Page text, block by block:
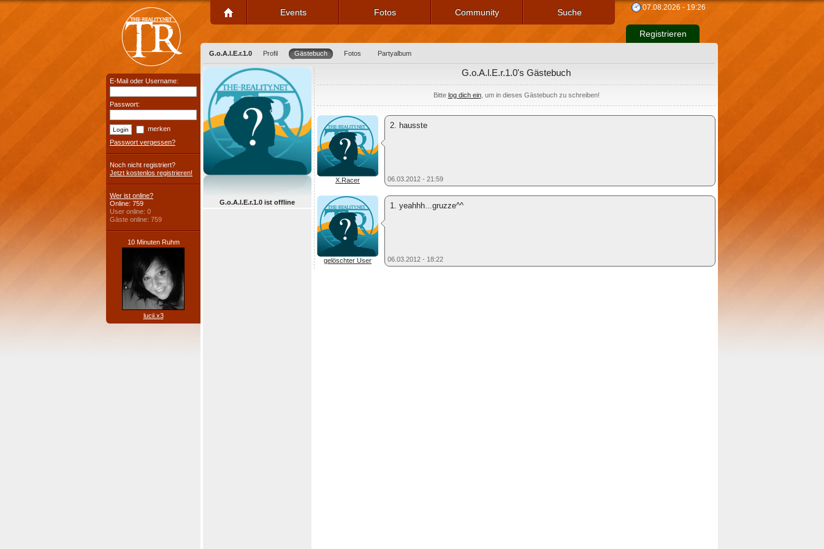
Events Fotos Community Suche 07.08.2026 - 19:26
Registrieren
G.o.A.l.E.r.1.0 Profil Gästebuch Fotos Partyalbum
G.o.A.l.E.r.1.0 ist offline
G.o.A.l.E.r.1.0's Gästebuch
Bitte log dich ein, um in dieses Gästebuch zu schreiben!
X.Racer
2. hausste
06.03.2012 - 21:59
gelöschter User
1. yeahhh...gruzze^^
06.03.2012 - 18:22
E-Mail oder Username:
Passwort:
merken
Passwort vergessen?
Noch nicht registriert?
Jetzt kostenlos registrieren!
Wer ist online?
Online: 759
User online: 0
Gäste online: 759
10 Minuten Ruhm
lucii.x3